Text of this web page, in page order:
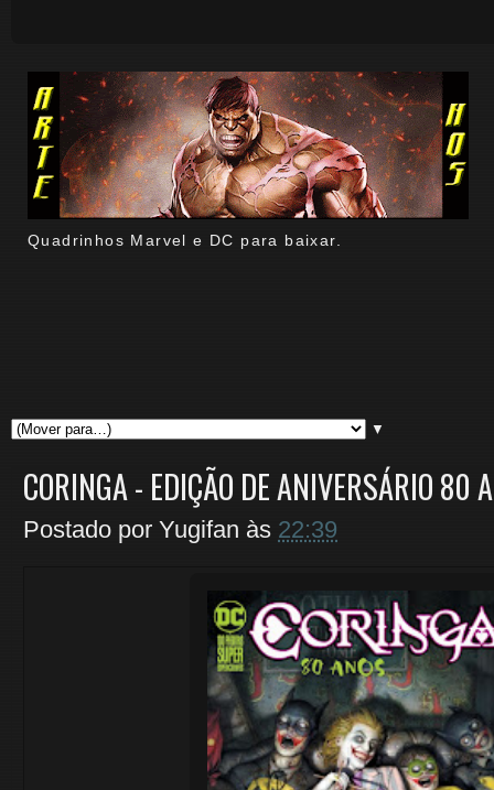
Quadrinhos Marvel e DC para baixar.
▼
CORINGA - EDIÇÃO DE ANIVERSÁRIO 80
Postado por Yugifan às 22:39